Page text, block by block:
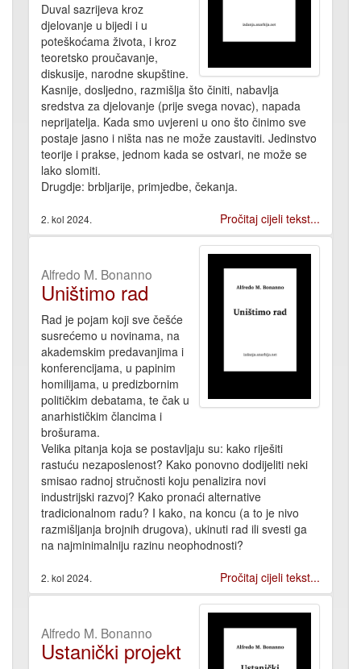
Duval sazrijeva kroz
djelovanje u bijedi i u
poteškoćama života, i kroz
teoretsko proučavanje,
diskusije, narodne skupštine.
Kasnije, dosljedno, razmišlja što činiti, nabavlja
sredstva za djelovanje (prije svega novac), napada
neprijatelja. Kada smo uvjereni u ono što činimo sve
postaje jasno i ništa nas ne može zaustaviti. Jedinstvo
teorije i prakse, jednom kada se ostvari, ne može se
lako slomiti.
Drugdje: brbljarije, primjedbe, čekanja.
2. kol 2024. Pročitaj cijeli tekst...
Alfredo M. Bonanno
Uništimo rad
Rad je pojam koji sve češće
susrećemo u novinama, na
akademskim predavanjima i
konferencijama, u papinim
homilijama, u predizbornim
političkim debatama, te čak u
anarhističkim člancima i
brošurama.
Velika pitanja koja se postavljaju su: kako riješiti
rastuću nezaposlenost? Kako ponovno dodijeliti neki
smisao radnoj stručnosti koju penalizira novi
industrijski razvoj? Kako pronaći alternative
tradicionalnom radu? I kako, na koncu (a to je nivo
razmišljanja brojnih drugova), ukinuti rad ili svesti ga
na najminimalniju razinu neophodnosti?
2. kol 2024. Pročitaj cijeli tekst...
Alfredo M. Bonanno
Ustanički projekt